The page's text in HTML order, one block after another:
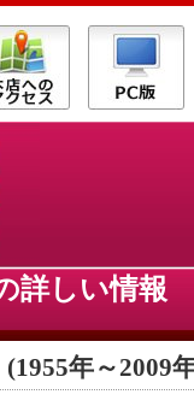
詳しい情
年～2009